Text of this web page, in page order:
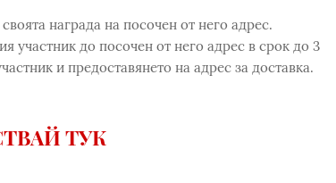
награда на посочен от него адрес.
участник до посочен от него адрес в срок до 3
и предоставянето на адрес за доставка.
ТУК